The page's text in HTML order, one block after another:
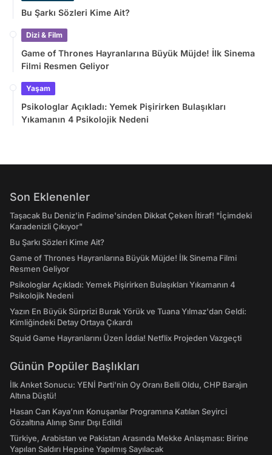
Bu Şarkı Sözleri Kime Ait?
Dizi & Film
Game of Thrones Hayranlarına Büyük Müjde! İlk Sinema
Filmi Resmen Geliyor
Yaşam
Psikologlar Açıkladı: Yemek Pişirirken Bulaşıkları
Yıkamanın 4 Psikolojik Nedeni
Son Eklenenler
Taşacak Bu Deniz'in Fadime'sinden Dikkat Çeken İtiraf! "İçimdeki
Karadenizli Çıkıyor"
Bu Şarkı Sözleri Kime Ait?
Game of Thrones Hayranlarına Büyük Müjde! İlk Sinema Filmi
Resmen Geliyor
Psikologlar Açıkladı: Yemek Pişirirken Bulaşıkları Yıkamanın 4
Psikolojik Nedeni
Yazın En Büyük Sürprizi Burak Yörük ve Tuana Yılmaz'dan Geldi:
Kimliğindeki Detay Ortaya Çıkardı
Squid Game Hayranlarını Üzen İddia! Netflix Projeden Vazgeçti
Günün Popüler Başlıkları
İlk Anket Sonucu: YENİ Parti'nin Oy Oranı Belli Oldu, CHP Barajın
Altına Düştü!
Hasan Can Kaya’nın Konuşanlar Programına Katılan Seyirci
Gözaltına Alınıp Sınır Dışı Edildi
Türkiye, Arabistan ve Pakistan Arasında Mekke Anlaşması: Birine
Yapılan Saldırı Hepsine Yapılmış Sayılacak